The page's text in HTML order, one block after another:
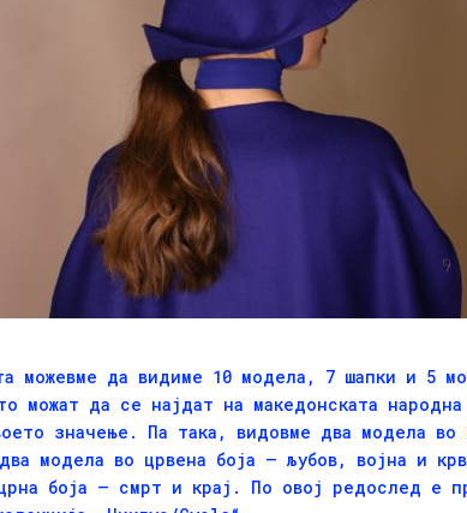
можевме да видиме 10 модела, 7 шапки и 5
можат да се најдат на македонската
значење. Па така, видовме два модела
модела во црвена боја – љубов, војна и
боја – смрт и крај. По овој редослед е